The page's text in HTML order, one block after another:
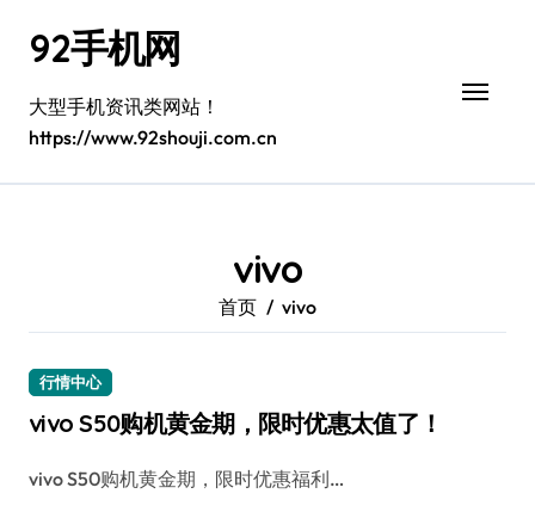
92手机网
大型手机资讯类网站！
https://www.92shouji.com.cn
vivo
首页 vivo
行情中心
vivo S50购机黄金期，限时优惠太值了！
vivo S50购机黄金期，限时优惠福利…